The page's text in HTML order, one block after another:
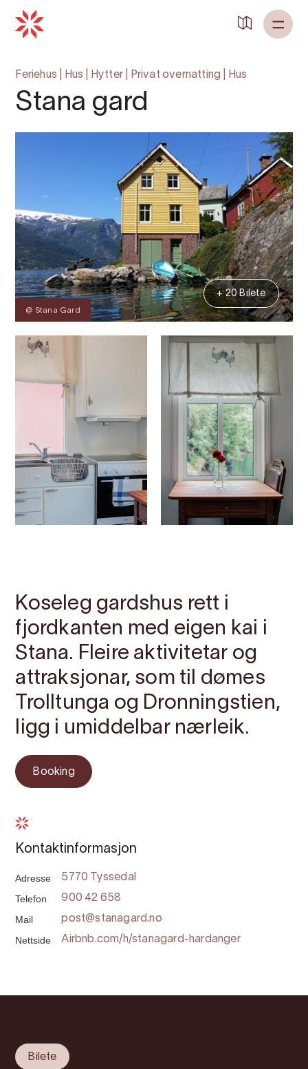
Feriehus Hus Hytter Privat overnatting Hus
Stana gard
@ Stana Gard
+ 20 Bilete
Koseleg gardshus rett i
fjordkanten med eigen kai i
Stana. Fleire aktivitetar og
attraksjonar, som til dømes
Trolltunga og Dronningstien,
ligg i umiddelbar nærleik.
Booking
Kontaktinformasjon
Adresse 5770 Tyssedal
Telefon 900 42 658
Mail post@stanagard.no
Nettside Airbnb.com/h/stanagard-hardanger
Bilete